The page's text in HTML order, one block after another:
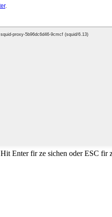
Hit Enter fir ze sichen oder ESC fir